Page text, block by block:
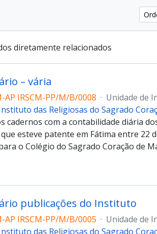
diretamente relacionados
– vária
AP IRSCM-PP/M/B/0008 · Unidade de
das Religiosas do Sagrado
cadernos com a contabilidade diária
esteve patente em Fátima entre 22
o Colégio do Sagrado Coração de
publicações do Instituto
AP IRSCM-PP/M/B/0005 · Unidade de
das Religiosas do Sagrado